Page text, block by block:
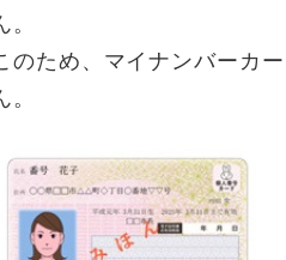
。
のため、マイナンバーカ
。